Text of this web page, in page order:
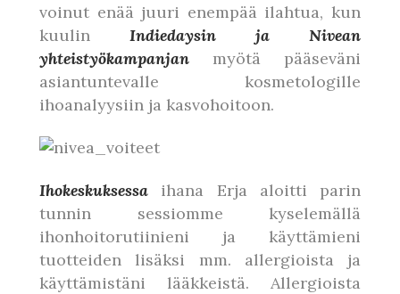
voinut enää juuri enempää ilahtua, kun
kuulin
Indiedaysin ja Nivean
yhteistyökampanjan myötä pääseväni
asiantuntevalle kosmetologille
ihoanalyysiin ja kasvohoitoon.
Ihokeskuksessa ihana Erja aloitti parin
tunnin sessiomme kyselemällä
ihonhoitorutiinieni ja käyttämieni
tuotteiden lisäksi mm. allergioista ja
käyttämistäni lääkkeistä. Allergioista